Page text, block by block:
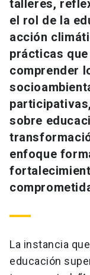
talleres,
el rol de la
acción
prácticas
comprender
sobre
enfoque
La instancia
educación